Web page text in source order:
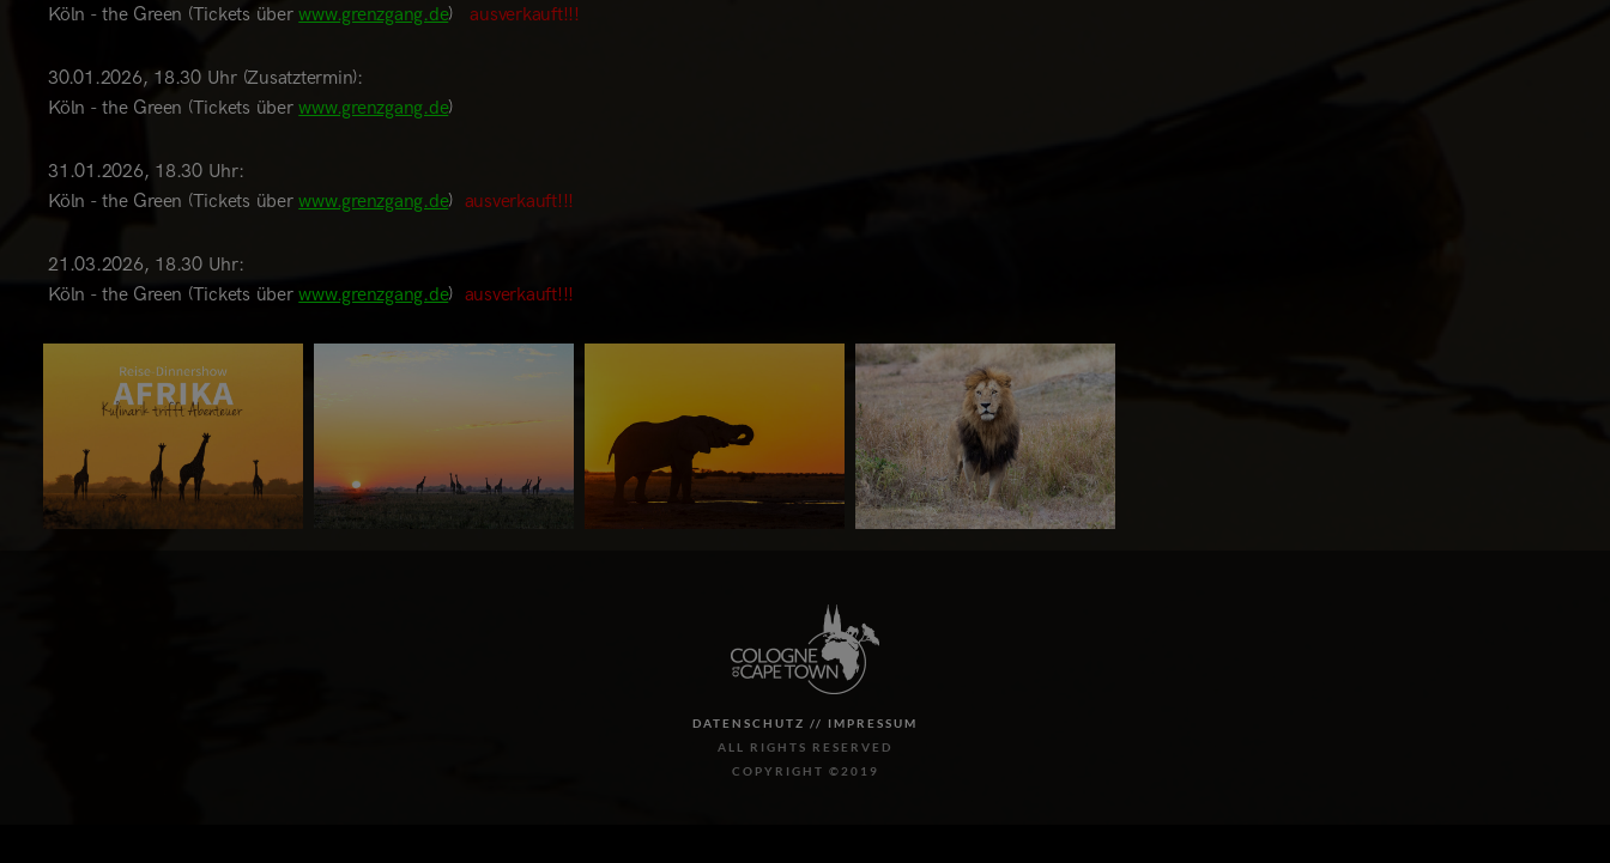
Köln - the Green (Tickets überwww.grenzgang.de)ausverkauft!!!
30.01.2026, 18.30 Uhr (Zusatztermin):
Köln - the Green (Tickets überwww.grenzgang.de)
31.01.2026, 18.30 Uhr:
Köln - the Green (Tickets überwww.grenzgang.de) ausverkauft!!!
21.03.2026, 18.30 Uhr:
Köln - the Green (Tickets überwww.grenzgang.de) ausverkauft!!!
DATENSCHUTZ // IMPRESSUM
ALL RIGHTS RESERVED
COPYRIGHT ©2019